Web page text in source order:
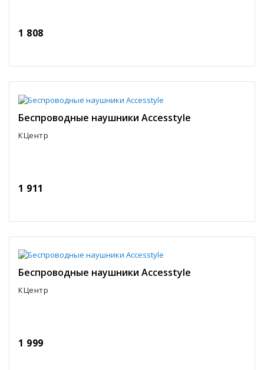
1 808
Беспроводные наушники Accesstyle
КЦентр
1 911
Беспроводные наушники Accesstyle
КЦентр
1 999